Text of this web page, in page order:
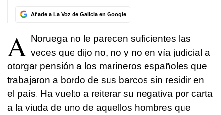
Añade a La Voz de Galicia en Google
A Noruega no le parecen suficientes las
veces que dijo no, no y no en vía judicial a
otorgar pensión a los marineros españoles que
trabajaron a bordo de sus barcos sin residir en
el país. Ha vuelto a reiterar su negativa por carta
a la viuda de uno de aquellos hombres que